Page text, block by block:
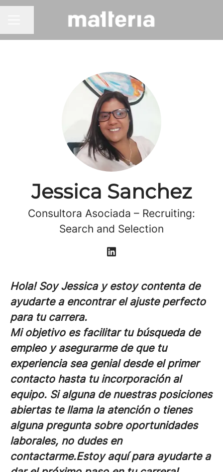
Jessica Sanchez
Consultora Asociada – Recruiting:
Search and Selection
Hola! Soy Jessica y estoy contenta de
ayudarte a encontrar el ajuste perfecto
para tu carrera.
Mi objetivo es facilitar tu búsqueda de
empleo y asegurarme de que tu
experiencia sea genial desde el primer
contacto hasta tu incorporación al
equipo. Si alguna de nuestras posiciones
abiertas te llama la atención o tienes
alguna pregunta sobre oportunidades
laborales, no dudes en
contactarme.Estoy aquí para ayudarte a